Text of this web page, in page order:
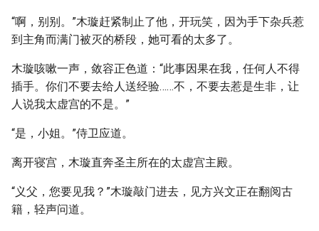
“啊，别别。”木璇赶紧制止了他，开玩笑，因为手下杂兵惹
到主角而满门被灭的桥段，她可看的太多了。
木璇咳嗽一声，敛容正色道：“此事因果在我，任何人不得
插手。你们不要去给人送经验……不，不要去惹是生非，让
人说我太虚宫的不是。”
“是，小姐。”侍卫应道。
离开寝宫，木璇直奔圣主所在的太虚宫主殿。
“义父，您要见我？”木璇敲门进去，见方兴文正在翻阅古
籍，轻声问道。